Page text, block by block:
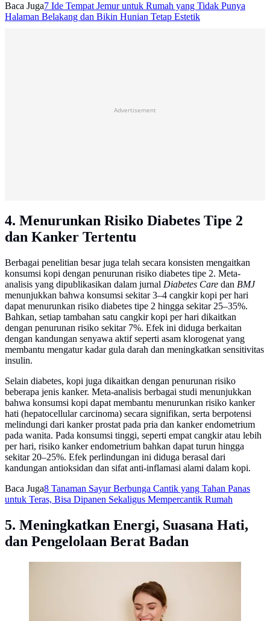
Baca Juga7 Ide Tempat Jemur untuk Rumah yang Tidak Punya
Halaman Belakang dan Bikin Hunian Tetap Estetik
Advertisement
4. Menurunkan Risiko Diabetes Tipe 2
dan Kanker Tertentu
Berbagai penelitian besar juga telah secara konsisten mengaitkan
konsumsi kopi dengan penurunan risiko diabetes tipe 2. Meta-
analisis yang dipublikasikan dalam jurnal Diabetes Care dan BMJ
menunjukkan bahwa konsumsi sekitar 3–4 cangkir kopi per hari
dapat menurunkan risiko diabetes tipe 2 hingga sekitar 25–35%.
Bahkan, setiap tambahan satu cangkir kopi per hari dikaitkan
dengan penurunan risiko sekitar 7%. Efek ini diduga berkaitan
dengan kandungan senyawa aktif seperti asam klorogenat yang
membantu mengatur kadar gula darah dan meningkatkan sensitivitas
insulin.
Selain diabetes, kopi juga dikaitkan dengan penurunan risiko
beberapa jenis kanker. Meta-analisis berbagai studi menunjukkan
bahwa konsumsi kopi dapat membantu menurunkan risiko kanker
hati (hepatocellular carcinoma) secara signifikan, serta berpotensi
melindungi dari kanker prostat pada pria dan kanker endometrium
pada wanita. Pada konsumsi tinggi, seperti empat cangkir atau lebih
per hari, risiko kanker endometrium bahkan dapat turun hingga
sekitar 20–25%. Efek perlindungan ini diduga berasal dari
kandungan antioksidan dan sifat anti-inflamasi alami dalam kopi.
Baca Juga8 Tanaman Sayur Berbunga Cantik yang Tahan Panas
untuk Teras, Bisa Dipanen Sekaligus Mempercantik Rumah
5. Meningkatkan Energi, Suasana Hati,
dan Pengelolaan Berat Badan